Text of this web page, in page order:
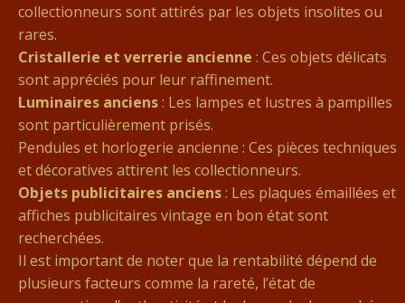
collectionneurs sont attirés par les objets insolites ou
rares.
Cristallerie et verrerie ancienne : Ces objets délicats
sont appréciés pour leur raffinement.
Luminaires anciens: Les lampes et lustres à pampilles
sont particulièrement prisés.
Pendules et horlogerie ancienne : Ces pièces techniques
et décoratives attirent les collectionneurs.
Objets publicitaires anciens: Les plaques émaillées et
affiches publicitaires vintage en bon état sont
recherchées.
Il est important de noter que la rentabilité dépend de
plusieurs facteurs comme la rareté, l’état de